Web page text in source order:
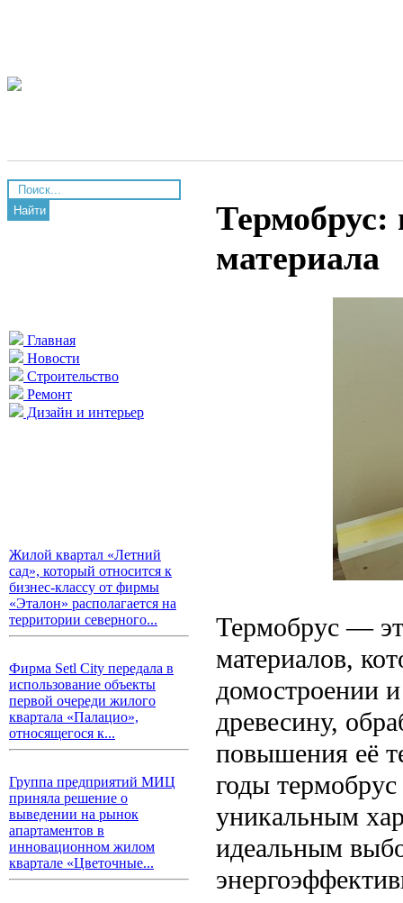
Найти
Главная
Новости
Строительство
Ремонт
Дизайн и интерьер
Жилой квартал «Летний
сад», который относится к
бизнес-классу от фирмы
«Эталон» располагается на
территории северного...
Фирма Setl City передала в
использование объекты
первой очереди жилого
квартала «Палацио»,
относящегося к...
Группа предприятий МИЦ
приняла решение о
выведении на рынок
апартаментов в
инновационном жилом
квартале «Цветочные...
Термобрус:
материала
Термобрус —
материалов,
домостроении
древесину,
повышения её
годы термобрус
уникальным
идеальным